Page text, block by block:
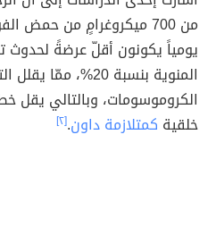
من 700 ميكروغرامٍ من
يومياً يكونون أقلّ عرضةً
المنوية بنسبة 20%،
الكروموسومات، وبالتالي
خلقية كمتلازمة داون.[٢]